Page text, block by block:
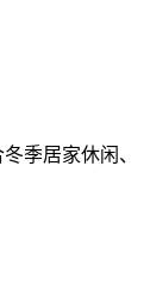
季居家休闲、